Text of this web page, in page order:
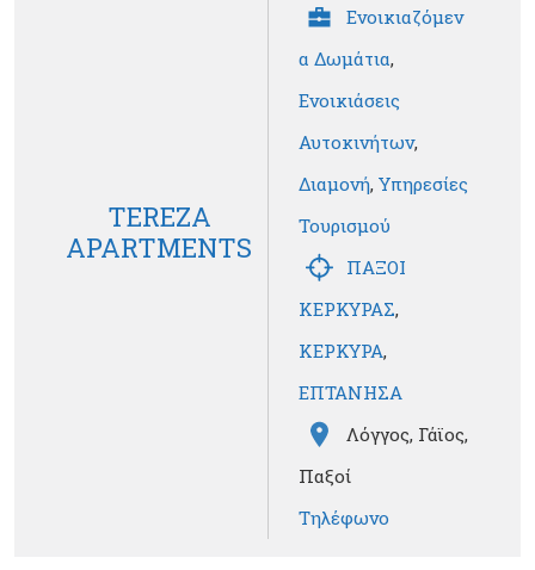
TEREZA
APARTMENTS
Ενοικιαζόμεν
α Δωμάτια,
Ενοικιάσεις
Αυτοκινήτων,
Διαμονή, Υπηρεσίες
Τουρισμού
ΠΑΞΟΙ
ΚΕΡΚΥΡΑΣ,
ΚΕΡΚΥΡΑ,
ΕΠΤΑΝΗΣΑ
Λόγγος, Γάϊος,
Παξοί
Τηλέφωνο